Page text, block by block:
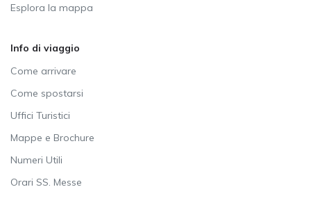
Esplora la mappa
Info di viaggio
Come arrivare
Come spostarsi
Uffici Turistici
Mappe e Brochure
Numeri Utili
Orari SS. Messe